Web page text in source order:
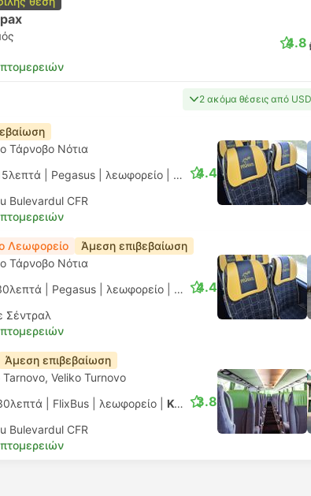
4.8
2 ακόμα θέσεις από
Τάρνοβο Νότια
| Pegasus λεωφορείο Κανονικό AC
Bulevardul CFR
4.4
Λεωφορείο Άμεση επιβεβαίωση
Τάρνοβο Νότια
| Pegasus λεωφορείο Κανονικό AC
Σέντραλ
4.4
Άμεση επιβεβαίωση
Tarnovo, Veliko Turnovo
| FlixBus λεωφορείο Κανονικό
Bulevardul CFR
3.8